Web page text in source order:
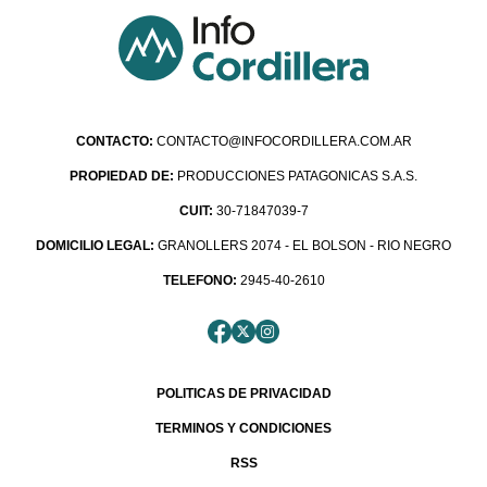
CONTACTO: CONTACTO@INFOCORDILLERA.COM.AR
PROPIEDAD DE: PRODUCCIONES PATAGONICAS S.A.S.
CUIT: 30-71847039-7
DOMICILIO LEGAL: GRANOLLERS 2074 - EL BOLSON - RIO NEGRO
TELEFONO: 2945-40-2610
POLITICAS DE PRIVACIDAD
TERMINOS Y CONDICIONES
RSS